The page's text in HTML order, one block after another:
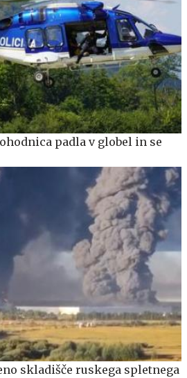
padla v globel in se
skladišče ruskega spletnega